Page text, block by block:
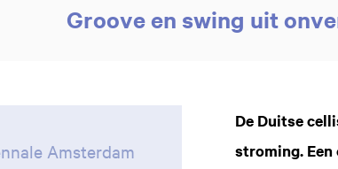
Groove en swing uit
De Duitse
stroming.
Amsterdam